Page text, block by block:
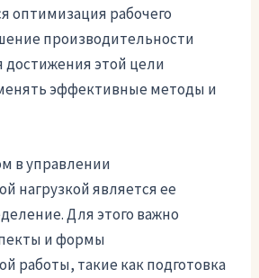
оптимизация рабочего
производительности
достижения этой цели
эффективные методы и
в управлении
нагрузкой является ее
Для этого важно
и формы
работы, такие как подготовка